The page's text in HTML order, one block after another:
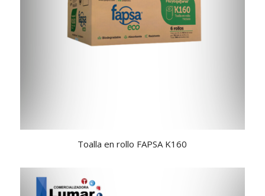
Toalla en rollo FAPSA K160